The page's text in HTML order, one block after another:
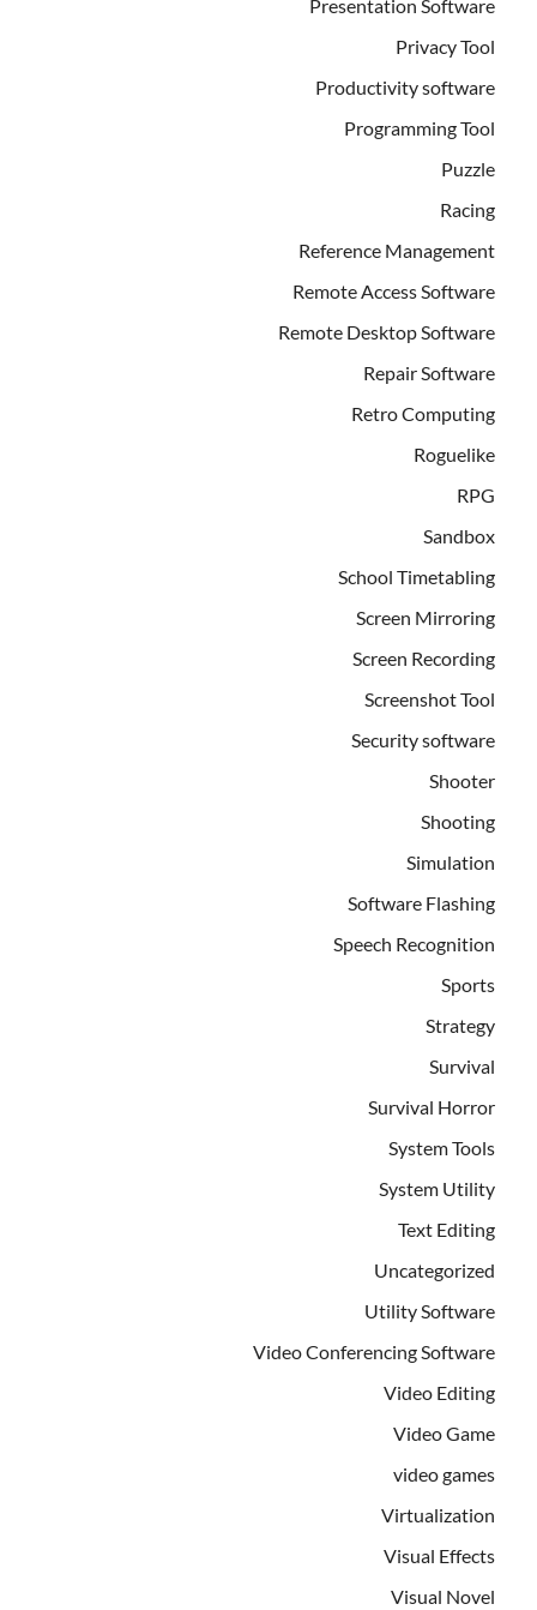
Presentation Software
Privacy Tool
Productivity software
Programming Tool
Puzzle
Racing
Reference Management
Remote Access Software
Remote Desktop Software
Repair Software
Retro Computing
Roguelike
RPG
Sandbox
School Timetabling
Screen Mirroring
Screen Recording
Screenshot Tool
Security software
Shooter
Shooting
Simulation
Software Flashing
Speech Recognition
Sports
Strategy
Survival
Survival Horror
System Tools
System Utility
Text Editing
Uncategorized
Utility Software
Video Conferencing Software
Video Editing
Video Game
video games
Virtualization
Visual Effects
Visual Novel